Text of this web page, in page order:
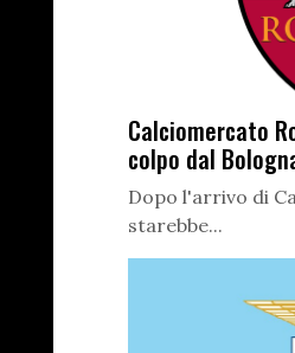
Calciomercato
colpo dal
Dopo l'arrivo di
starebbe...